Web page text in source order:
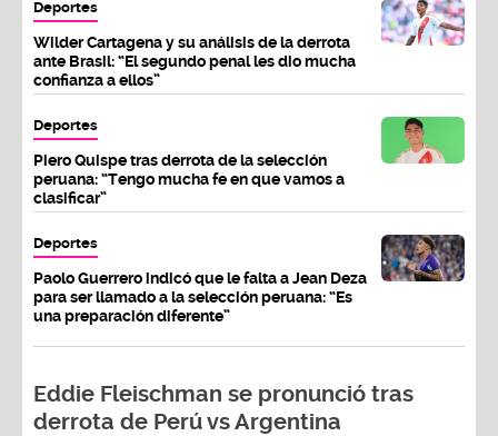
Deportes
Wilder Cartagena y su análisis de la derrota
ante Brasil: “El segundo penal les dio mucha
confianza a ellos”
Deportes
Piero Quispe tras derrota de la selección
peruana: “Tengo mucha fe en que vamos a
clasificar”
Deportes
Paolo Guerrero indicó que le falta a Jean Deza
para ser llamado a la selección peruana: “Es
una preparación diferente”
Eddie Fleischman se pronunció tras
derrota de Perú vs Argentina